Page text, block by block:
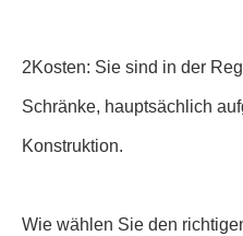
2Kosten: Sie sind in der
Schränke, hauptsächlich
Konstruktion.
Wie wählen Sie den